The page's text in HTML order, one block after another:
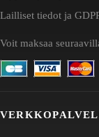
Lailliset tiedot ja
Voit maksaa